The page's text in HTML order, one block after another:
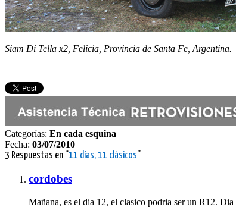
Siam Di Tella x2, Felicia, Provincia de Santa Fe, Argentina.
Categorías: En cada esquina
Fecha: 03/07/2010
3 Respuestas en “11 días, 11 clásicos”
cordobes
Mañana, es el dia 12, el clasico podria ser un R12.